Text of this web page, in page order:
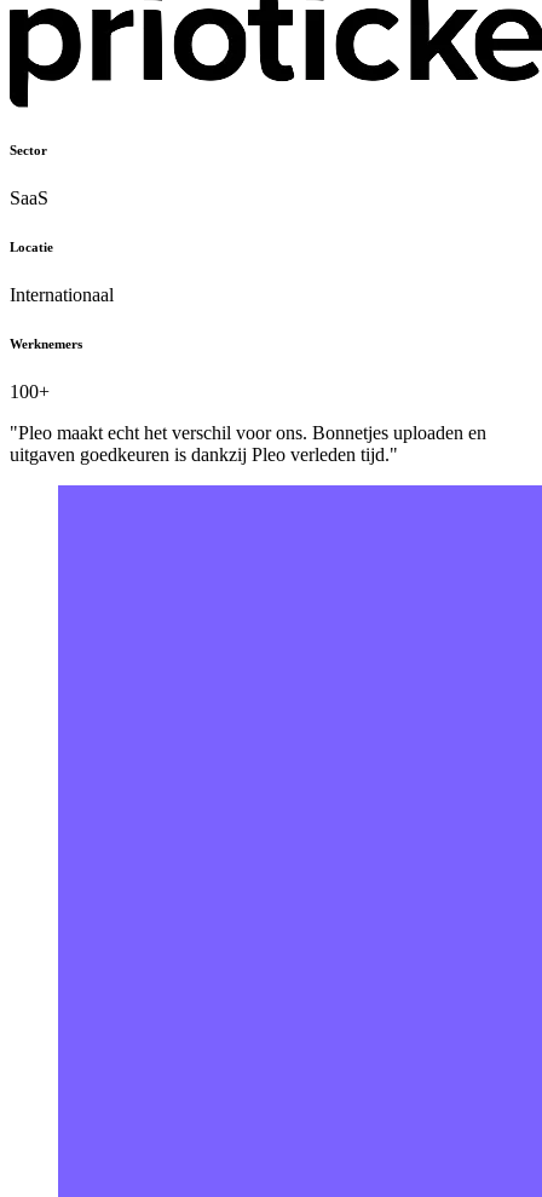
Sector
SaaS
Locatie
Internationaal
Werknemers
100+
"Pleo maakt echt het verschil voor ons. Bonnetjes uploaden en
uitgaven goedkeuren is dankzij Pleo verleden tijd."